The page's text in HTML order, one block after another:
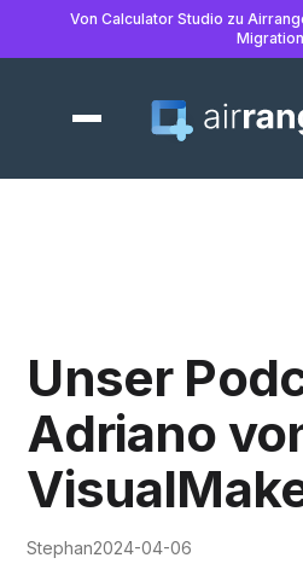
Von Calculator Studio zu
Migration
Unser
Adriano
Stephan2024-04-06